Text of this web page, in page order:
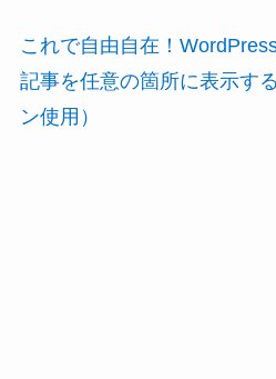
これで自由自在！
記事を任意の箇所に表示す
ン使用）